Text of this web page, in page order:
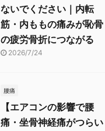
ないでください｜内転
筋・内ももの痛みが恥骨
の疲労骨折につながる
2026/7/24
腰痛
【エアコンの影響で腰
痛・坐骨神経痛がつらい